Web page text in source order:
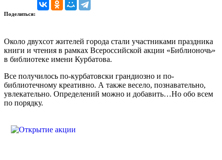
Поделиться:
Около двухсот жителей города стали участниками праздника
книги и чтения в рамках Всероссийской акции «Библионочь»
в библиотеке имени Курбатова.
Все получилось по-курбатовски грандиозно и по-
библиотечному креативно. А также весело, познавательно,
увлекательно. Определений можно и добавить…Но обо всем
по порядку.